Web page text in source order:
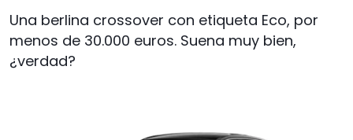
Una berlina crossover con etiqueta Eco, por
menos de 30.000 euros. Suena muy bien,
¿verdad?